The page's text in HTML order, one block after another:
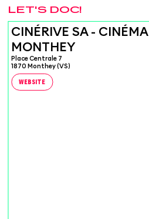
LET'S DOC!
CINÉRIVE SA - CINÉMA
MONTHEY
Place Centrale 7
1870 Monthey (VS)
WEBSITE